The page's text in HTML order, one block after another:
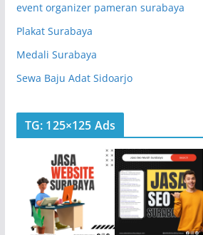
event organizer pameran surabaya
Plakat Surabaya
Medali Surabaya
Sewa Baju Adat Sidoarjo
TG: 125×125 Ads